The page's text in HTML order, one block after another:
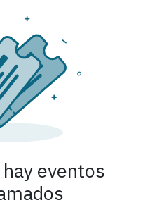
eventos